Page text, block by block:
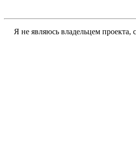
Я не являюсь владельцем проекта,